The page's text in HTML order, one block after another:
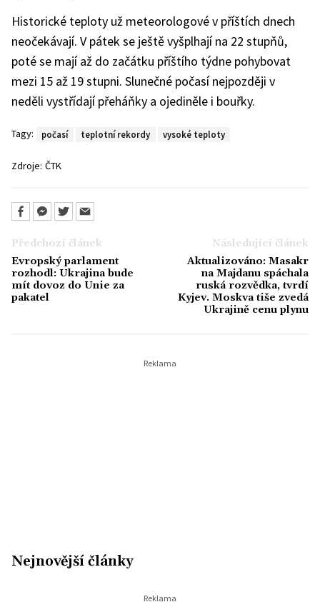
Historické teploty už meteorologové v příštích dnech
neočekávají. V pátek se ještě vyšplhají na 22 stupňů,
poté se mají až do začátku příštího týdne pohybovat
mezi 15 až 19 stupni. Slunečné počasí nejpozději v
neděli vystřídají přeháňky a ojediněle i bouřky.
Tagy: počasí teplotní rekordy vysoké teploty
Zdroje: ČTK
Předchozí článek
Evropský parlament
rozhodl: Ukrajina bude
mít dovoz do Unie za
pakatel
Následující článek
Aktualizováno: Masakr
na Majdanu spáchala
ruská rozvědka, tvrdí
Kyjev. Moskva tiše zvedá
Ukrajině cenu plynu
Nejnovější články